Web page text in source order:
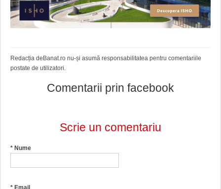
Redacția deBanat.ro nu-și asumă responsabilitatea pentru comentariile
postate de utilizatori.
Comentarii prin facebook
Scrie un comentariu
* Nume
* Email